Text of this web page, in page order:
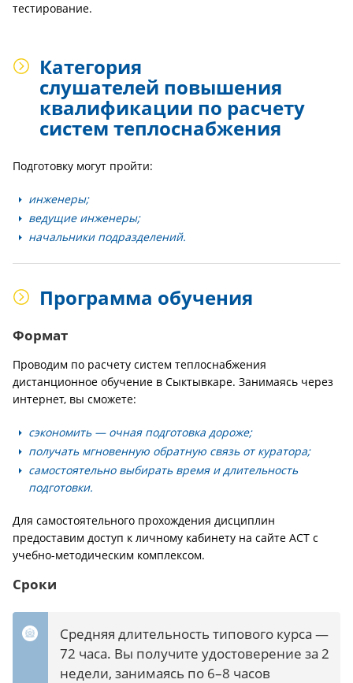
тестирование.
Категория
слушателей повышения
квалификации по расчету
систем теплоснабжения
Подготовку могут пройти:
инженеры;
ведущие инженеры;
начальники подразделений.
Программа обучения
Формат
Проводим по расчету систем теплоснабжения
дистанционное обучение в Сыктывкаре. Занимаясь через
интернет, вы сможете:
сэкономить — очная подготовка дороже;
получать мгновенную обратную связь от куратора;
самостоятельно выбирать время и длительность
подготовки.
Для самостоятельного прохождения дисциплин
предоставим доступ к личному кабинету на сайте АСТ с
учебно-методическим комплексом.
Сроки
Средняя длительность типового курса —
72 часа. Вы получите удостоверение за 2
недели, занимаясь по 6–8 часов